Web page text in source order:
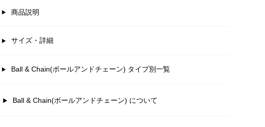
商品説明
サイズ・詳細
Ball & Chain(ボールアンドチェーン) タイプ別一覧
Ball & Chain(ボールアンドチェーン) について